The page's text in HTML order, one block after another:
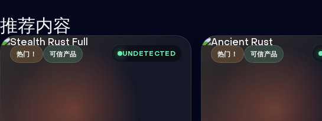
推荐内容
热门！ 可信产品 UNDETECTED 热门！ 可信产品